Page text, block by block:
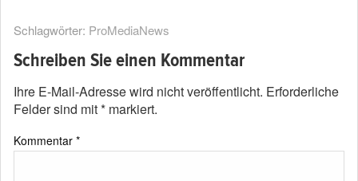
Schlagwörter: ProMediaNews
Schreiben Sie einen Kommentar
Ihre E-Mail-Adresse wird nicht veröffentlicht. Erforderliche
Felder sind mit* markiert.
Kommentar *